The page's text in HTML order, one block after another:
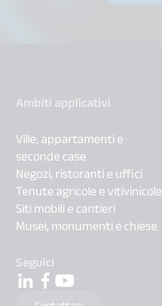
Ambiti applicativi
Ville, appartamenti e
seconde case
Negozi, ristoranti e uffici
Tenute agricole e vitivinicole
Siti mobili e cantieri
Musei, monumenti e chiese
Seguici